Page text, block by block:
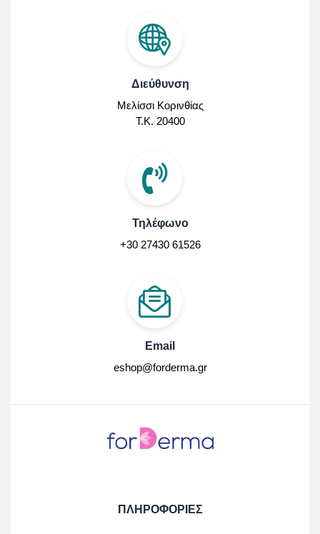
Διεύθυνση
Μελίσσι Κορινθίας
Τ.Κ. 20400
Τηλέφωνο
+30 27430 61526
Email
eshop@forderma.gr
ΠΛΗΡΟΦΟΡΙΕΣ